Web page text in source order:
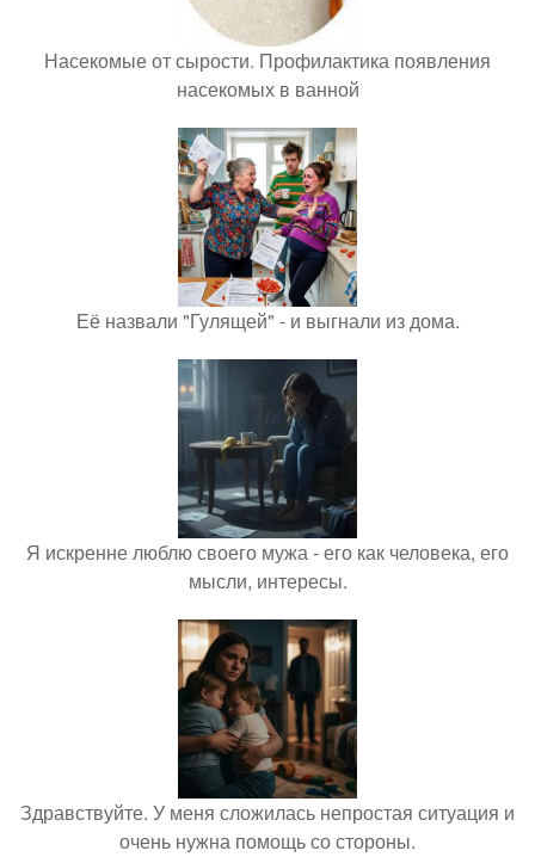
Насекомые от сырости. Профилактика появления
насекомых в ванной
Её назвали "Гулящей" - и выгнали из дома.
Я искренне люблю своего мужа - его как человека, его
мысли, интересы.
Здравствуйте. У меня сложилась непростая ситуация и
очень нужна помощь со стороны.